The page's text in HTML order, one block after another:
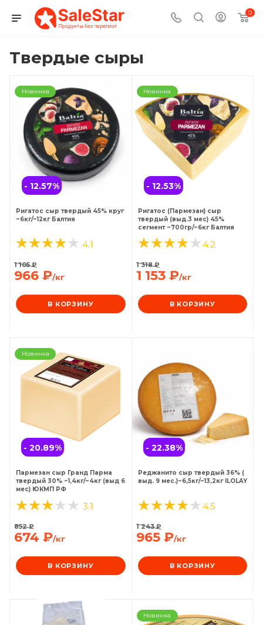
0
Твердые сыры
- 12.57%
Новинка
Ригатос сыр твердый 45% круг
~6кг/~12кг Балтия
4.1
966 ₽/кг
1 105₽
В КОРЗИНУ
- 12.53%
Новинка
Ригатос (Пармезан) сыр
твердый (выд.3 мес) 45%
сегмент ~700гр/~6кг Балтия
4.2
1 153₽/кг
1 318₽
В КОРЗИНУ
- 20.89%
Новинка
Пармезан сыр Гранд Парма
твердый 30% ~1,4кг/~4кг (выд 6
мес) ЮКМП РФ
3.1
674 ₽/кг
852₽
В КОРЗИНУ
- 22.38%
Реджанито сыр твердый 36% (
выд. 9 мес.)~6,5кг/~13,2кг ILOLAY
4.5
965₽/кг
1 243₽
В КОРЗИНУ
Новинка